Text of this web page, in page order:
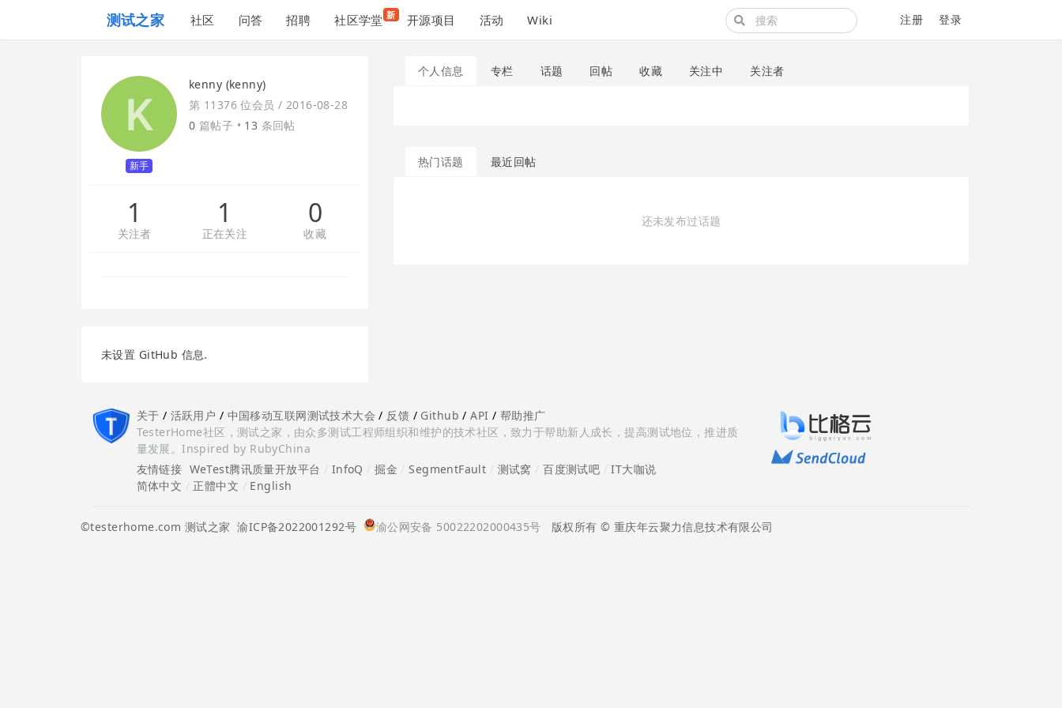
测试之家 社区 问答 招聘 社区学堂 新 开源项目 活动 Wiki 注册 登录
新手
kenny (kenny)
第 11376 位会员 / 2016-08-28
0 篇帖子 • 13 条回帖
1
关注者
1
正在关注
0
收藏
未设置 GitHub 信息.
个人信息 专栏 话题 回帖 收藏 关注中 关注者
热门话题 最近回帖
还未发布过话题
关于 / 活跃用户 / 中国移动互联网测试技术大会 / 反馈 / Github /API / 帮助推广
TesterHome社区，测试之家，由众多测试工程师组织和维护的技术社区，致力于帮助新人成长，提高测试地位，推进质
量发展。Inspired by RubyChina
友情链接 WeTest腾讯质量开放平台 InfoQ /掘金 /SegmentFault 测试窝 /百度测试吧 /IT大咖说
简体中文
正體中文 English
©testerhome.com 测试之家 渝ICP备2022001292号 渝公网安备 50022202000435号 版权所有 © 重庆年云聚力信息技术有限公司